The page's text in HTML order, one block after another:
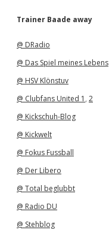
h
Trainer Baade away
@ DRadio
@ Das Spiel meines Lebens
@ HSV Klönstuv
@ Clubfans United 1 , 2
@ Kickschuh-Blog
@ Kickwelt
@ Fokus Fussball
@ Der Libero
@ Total beglubbt
@ Radio DU
@ Stehblog